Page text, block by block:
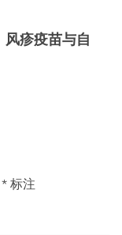
风疹疫苗与自
* 标注